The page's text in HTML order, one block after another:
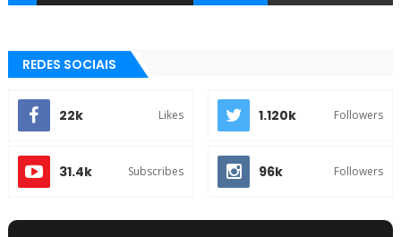
REDES SOCIAIS
22k Likes 1.120k Followers
31.4k Subscribes 96k Followers